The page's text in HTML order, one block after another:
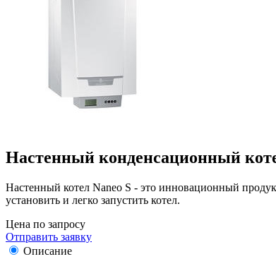
Настенный конденсационный
Настенный котел Naneo S - это инновационный
установить и легко запустить котел.
Цена по запросу
Отправить заявку
Описание